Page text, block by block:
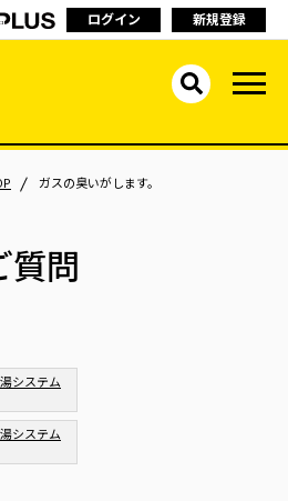
ログイン 新規登録
ガスの臭いがします。
質問
システム
システム